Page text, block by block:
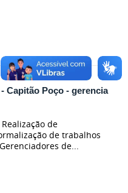
Capitão Poço - gerencia
de
de trabalhos
de...